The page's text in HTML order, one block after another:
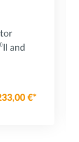
II and
€*